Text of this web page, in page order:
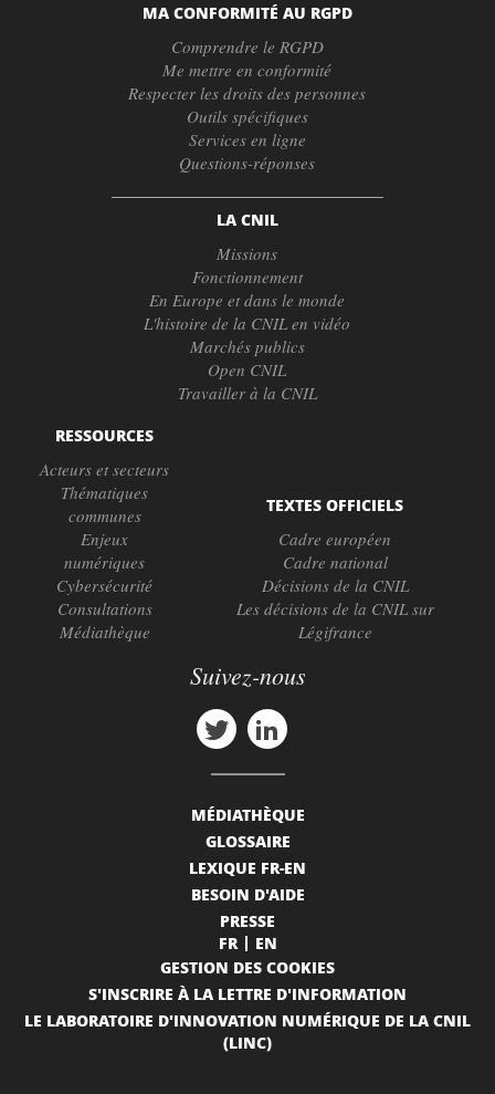
MA CONFORMITÉ AU RGPD
Comprendre le RGPD
Me mettre en conformité
Respecter les droits des personnes
Outils spécifiques
Services en ligne
Questions-réponses
LA CNIL
Missions
Fonctionnement
En Europe et dans le monde
L'histoire de la CNIL en vidéo
Marchés publics
Open CNIL
Travailler à la CNIL
RESSOURCES
Acteurs et secteurs
Thématiques
communes
Enjeux
numériques
Cybersécurité
Consultations
Médiathèque
TEXTES OFFICIELS
Cadre européen
Cadre national
Décisions de la CNIL
Les décisions de la CNIL sur
Légifrance
Suivez-nous
MÉDIATHÈQUE
GLOSSAIRE
LEXIQUE FR-EN
BESOIN D'AIDE
PRESSE
FR
EN
GESTION DES COOKIES
S'INSCRIRE À LA LETTRE D'INFORMATION
LE LABORATOIRE D'INNOVATION NUMÉRIQUE DE LA CNIL
(LINC)